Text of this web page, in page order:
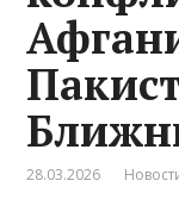
28.03.2026